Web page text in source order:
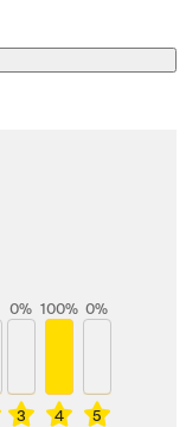
3
0%
4
100%
5
0%